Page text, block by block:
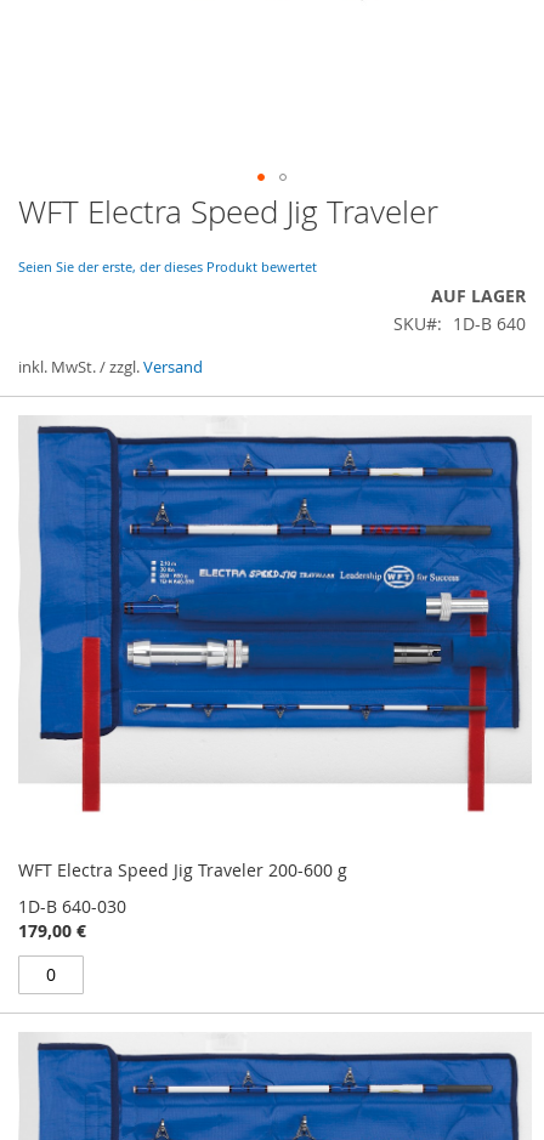
Zum
Anfang
Bildergalerie
WFT Electra Speed Jig Traveler
Seien Sie der erste, der dieses Produkt bewertet
AUF LAGER
SKU
1D-B 640
inkl. MwSt. / zzgl.Versand
Produkte
Artikel
WFT Electra Speed Jig Traveler 200-600 g
1D-B 640-030
179,00 €